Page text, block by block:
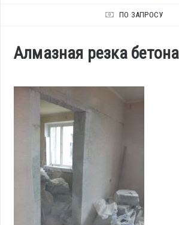
ПО ЗАПРОСУ
Алмазная резка бетона